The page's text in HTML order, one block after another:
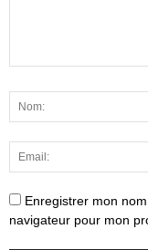
Enregistrer mon
navigateur pour mon